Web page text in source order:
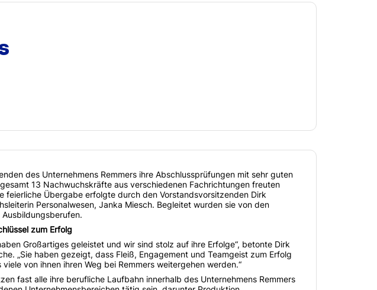
des Unternehmens Remmers ihre Abschlussprüfungen mit sehr guten
13 Nachwuchskräfte aus verschiedenen Fachrichtungen freuten
feierliche Übergabe erfolgte durch den Vorstandsvorsitzenden Dirk
Personalwesen, Janka Miesch. Begleitet wurden sie von den
zum Erfolg
Großartiges geleistet und wir sind stolz auf ihre Erfolge“, betonte Dirk
„Sie haben gezeigt, dass Fleiß, Engagement und Teamgeist zum Erfolg
von ihnen ihren Weg bei Remmers weitergehen werden.“
fast alle ihre berufliche Laufbahn innerhalb des Unternehmens Remmers